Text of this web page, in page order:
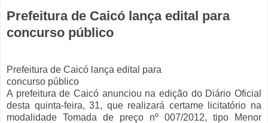
Prefeitura de Caicó lança edital para
concurso público
Prefeitura de Caicó lança edital para
concurso público
A prefeitura de Caicó anunciou na edição do Diário Oficial
desta quinta-feira, 31, que realizará certame licitatório na
modalidade Tomada de preço nº 007/2012, tipo Menor